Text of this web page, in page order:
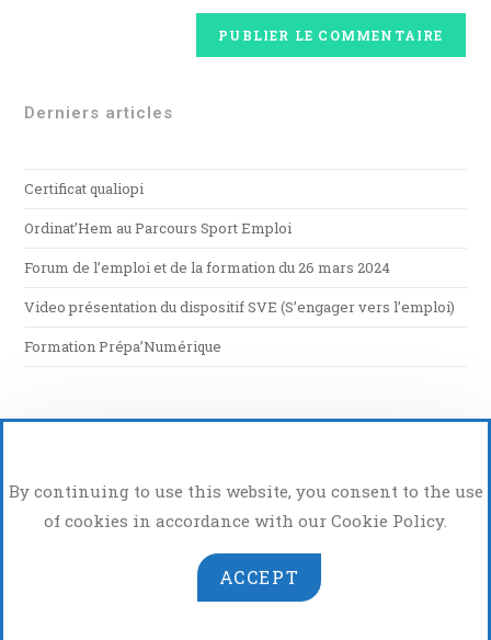
Derniers articles
Certificat qualiopi
Ordinat’Hem au Parcours Sport Emploi
Forum de l’emploi et de la formation du 26 mars 2024
Video présentation du dispositif SVE (S’engager vers l’emploi)
Formation Prépa’Numérique
Atelier Photo Vidéo
By continuing to use this website, you consent to the use
of cookies in accordance with our Cookie Policy.
ACCEPT